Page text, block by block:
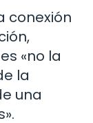
conexión
«no la
la
una